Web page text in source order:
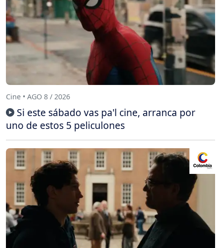
Cine • AGO 8 / 2026
Si este sábado vas pa'l cine, arranca por
uno de estos 5 peliculones